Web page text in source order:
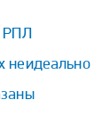
РПЛ
неидеально